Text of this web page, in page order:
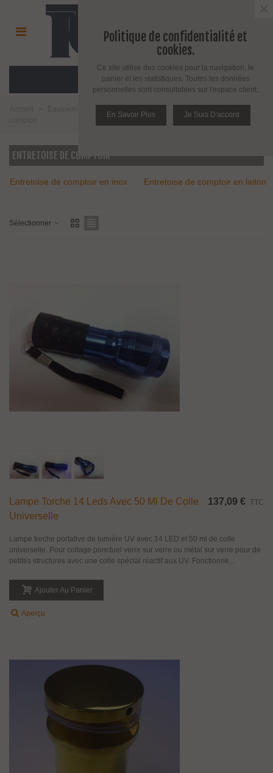
MENU
ENTRETOISE DE COMPTOIR
Entretoise de comptoir en inox
Entretoise de comptoir en laiton
Sélectionner
Lampe Torche 14 Leds Avec 50 Ml De Colle
Universelle
137,09 € TTC
Lampe torche portative de lumière UV avec 14 LED et 50 ml de colle
universelle. Pour collage ponctuel verre sur verre ou métal sur verre pour de
petites structures avec une colle spécial réactif aux UV. Fonctionne...
Ajouter Au Panier
Aperçu
Politique de confidentialité et
cookies.
Ce site utilise des cookies pour la navigation, le
panier et les statistiques. Toutes les données
personnelles sont consultables sur l'espace client.
En Savoir Plus Je Suis D'accord